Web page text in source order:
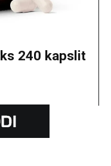
240 kapslit